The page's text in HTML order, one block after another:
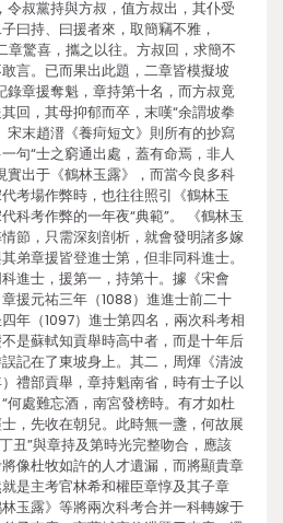
令叔黨持與方叔，值方叔出，其仆受
曰持、曰援者來，取簡竊不雅，
章驚喜，攜之以往。方叔回，求簡不
言。已而果出此題，二章皆模擬坡
錄章援奪魁，章持第十名，而方叔竟
回，其母抑郁而卒，末嘆“余謂坡拳
宋末趙溍《養疴短文》則所有的抄寫
句“士之窮通出處，蓋有命焉，非人
實出于《鶴林玉露》，而當今良多科
考場作弊時，也往往照引《鶴林玉
科考作弊的一年夜“典範”。 《鶴林玉
節，只需深刻剖析，就會發明諸多嫁
弟章援皆登進士第，但非同科進士。
進士，援第一，持第十。據《宋會
援元祐三年（1088）進進士前二十
年（1097）進士第四名，兩次科考相
是蘇軾知貢舉時高中者，而是十年后
記在了東坡身上。其二，周煇《清波
禮部貢舉，章持魁南省，時有士子以
何處難忘酒，南宮發榜時。有才如杜
，先收在朝兒。此時無一盞，何故展
丑”與章持及第時光完整吻合，應該
像杜牧如許的人才遺漏，而將顯貴章
是主考官林希和權臣章惇及其子章
玉露》等將兩次科考合并一科轉嫁于